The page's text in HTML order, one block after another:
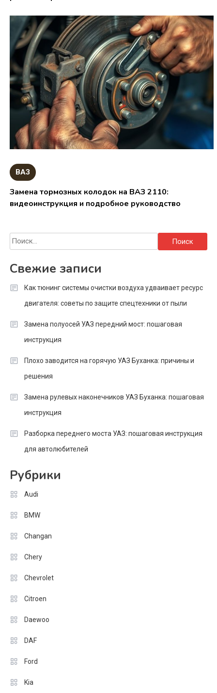
ВАЗ
Замена тормозных колодок на ВАЗ 2110:
видеоинструкция и подробное руководство
Найти:
Свежие записи
Как тюнинг системы очистки воздуха удваивает ресурс
двигателя: советы по защите спецтехники от пыли
Замена полуосей УАЗ передний мост: пошаговая
инструкция
Плохо заводится на горячую УАЗ Буханка: причины и
решения
Замена рулевых наконечников УАЗ Буханка: пошаговая
инструкция
Разборка переднего моста УАЗ: пошаговая инструкция
для автолюбителей
Рубрики
Audi
BMW
Changan
Chery
Chevrolet
Citroen
Daewoo
DAF
Ford
Kia